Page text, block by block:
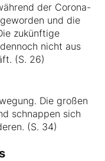
der Corona-
und die
zukünftige
nicht aus
(S. 26)
Die großen
schnappen sich
(S. 34)